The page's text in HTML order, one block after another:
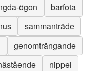
ögon
barfota
sammanträde
genomträngande
nippel